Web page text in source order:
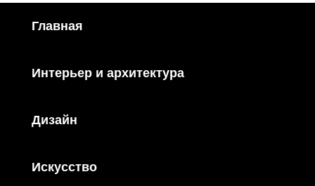
Главная
Интерьер и архитектура
Дизайн
Искусство